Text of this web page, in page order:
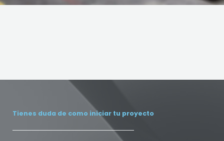
Tienes duda de como iniciar tu proyecto